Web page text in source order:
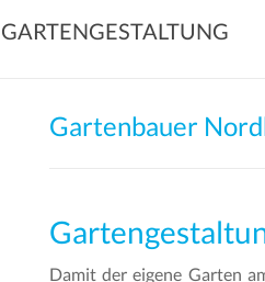
GARTENGESTALTUNG
Gartenbauer
Damit der eigene Garten